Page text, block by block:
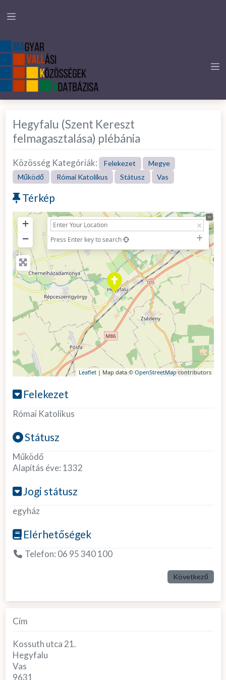
Hegyfalu (Szent Kereszt
felmagasztalása) plébánia
Közösség Kategóriák: Felekezet
Megye
Működő
Római Katolikus Státusz Vas
Térkép
+
−
Press Enter key to search
Leaflet| Map data © OpenStreetMapcontributors
Felekezet
Római Katolikus
Státusz
Működő
Alapítás éve: 1332
Jogi státusz
egyház
Elérhetőségek
Telefon: 06 95 340 100
Következő
Cím
Kossuth utca 21.
Hegyfalu
Vas
9631